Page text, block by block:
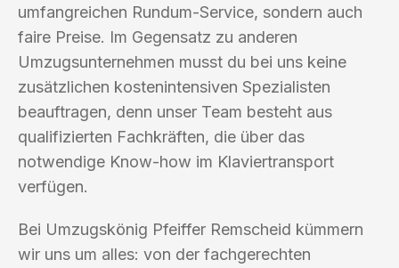
umfangreichen Rundum-Service, sondern auch
faire Preise. Im Gegensatz zu anderen
Umzugsunternehmen musst du bei uns keine
zusätzlichen kostenintensiven Spezialisten
beauftragen, denn unser Team besteht aus
qualifizierten Fachkräften, die über das
notwendige Know-how im Klaviertransport
verfügen.
Bei Umzugskönig Pfeiffer Remscheid kümmern
wir uns um alles: von der fachgerechten